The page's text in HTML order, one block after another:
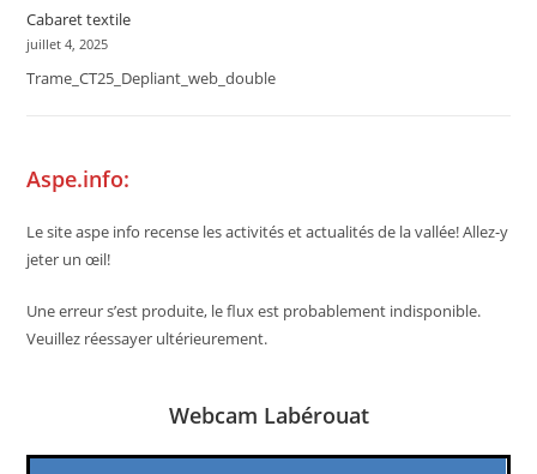
Cabaret textile
juillet 4, 2025
Trame_CT25_Depliant_web_double
Aspe.info:
Le site aspe info recense les activités et actualités de la vallée! Allez-y
jeter un œil!
Une erreur s’est produite, le flux est probablement indisponible.
Veuillez réessayer ultérieurement.
Webcam Labérouat